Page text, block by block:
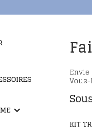
keyboard_arrow_down
KIT